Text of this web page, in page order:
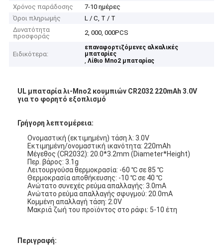
Χρόνος παράδοσης
7-10 ημέρες
Όροι πληρωμής
L / C, T / T
Δυνατότητα
προσφοράς
2, 000, 000PCS
Ειδικότερα:
επαναφορτιζόμενες αλκαλικές
μπαταρίες
,Λίθιο Mno2 μπαταρίας
UL μπαταρία λι-Mno2 κουμπιών CR2032 220mAh 3.0V
για το φορητό εξοπλισμό
Γρήγορη λεπτομέρεια:
Ονομαστική (εκτιμημένη) τάση λ: 3.0V
Εκτιμημένη/ονομαστική ικανότητα: 220mAh
Μέγεθος (CR2032): 20.0*3.2mm (Diameter*Height)
Περ. βάρος: 3.1g
Λειτουργούσα θερμοκρασία: -60 ℃ σε 85 ℃
Θερμοκρασία αποθήκευσης: -10 ℃ σε 40 ℃
Ανώτατο συνεχές ρεύμα απαλλαγής: 3.0mA
Ανώτατο ρεύμα απαλλαγής σφυγμού: 20.0mA
Κομμένη απαλλαγή τάση: 2.0V
Μακριά ζωή του προϊόντος στο ράφι: 5-10 έτη
Περιγραφή: